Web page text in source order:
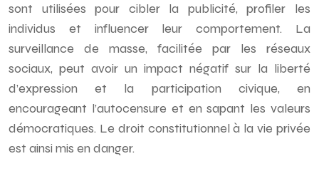
sont utilisées pour cibler la publicité, profiler les
individus et influencer leur comportement. La
surveillance de masse, facilitée par les réseaux
sociaux, peut avoir un impact négatif sur la liberté
d’expression et la participation civique, en
encourageant l’autocensure et en sapant les valeurs
démocratiques. Le droit constitutionnel à la vie privée
est ainsi mis en danger.